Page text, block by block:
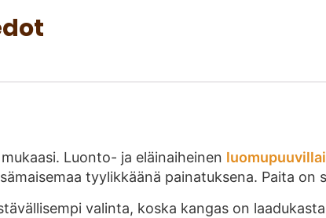
Luonto- ja eläinaiheinen
tyylikkäänä painatuksena. Paita on
valinta, koska kangas on